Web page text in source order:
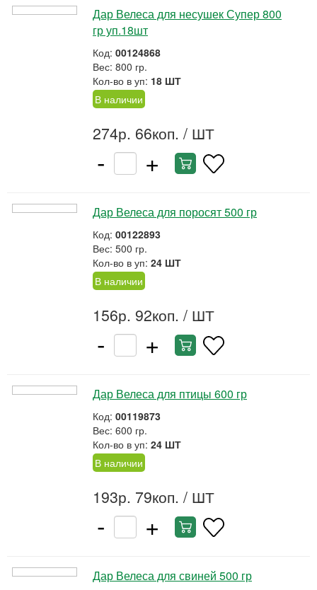
Дар Велеса для несушек Супер 800
гр уп.18шт
Код: 00124868
Вес: 800 гр.
Кол-во в уп: 18 ШТ
В наличии
274р. 66коп. / ШТ
- +
Дар Велеса для поросят 500 гр
Код: 00122893
Вес: 500 гр.
Кол-во в уп: 24 ШТ
В наличии
156р. 92коп. / ШТ
- +
Дар Велеса для птицы 600 гр
Код: 00119873
Вес: 600 гр.
Кол-во в уп: 24 ШТ
В наличии
193р. 79коп. / ШТ
- +
Дар Велеса для свиней 500 гр